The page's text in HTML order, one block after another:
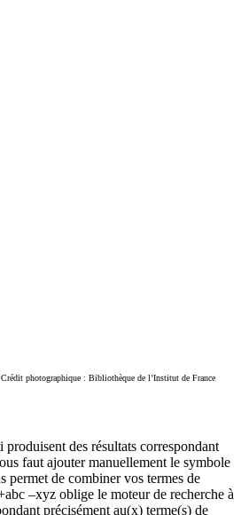
Crédit photographique : Bibliothèque de l’Institut de France